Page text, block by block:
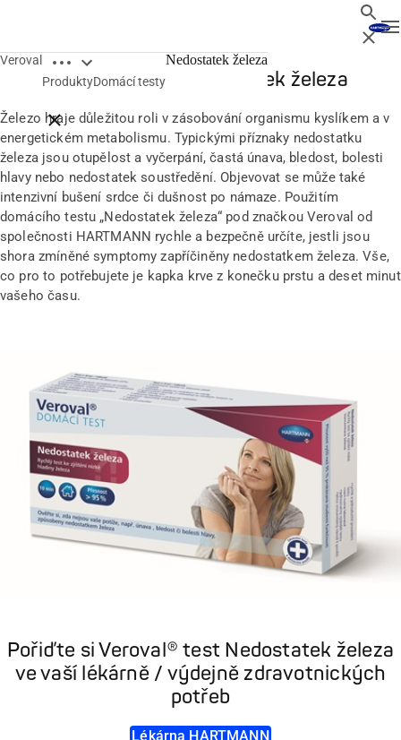
Hledat
Zavřít
Veroval Open breadcrumbs
Close breadcrumbs
ProduktyDomácí testy
Nedostatek železa
Veroval® test Nedostatek železa
Železo hraje důležitou roli v zásobování organismu kyslíkem a v
energetickém metabolismu. Typickými příznaky nedostatku
železa jsou otupělost a vyčerpání, častá únava, bledost, bolesti
hlavy nebo nedostatek soustředění. Objevovat se může také
intenzivní bušení srdce či dušnost po námaze. Použitím
domácího testu „Nedostatek železa“ pod značkou Veroval od
společnosti HARTMANN rychle a bezpečně určíte, jestli jsou
shora zmíněné symptomy zapříčiněny nedostatkem železa. Vše,
co pro to potřebujete je kapka krve z konečku prstu a deset minut
vašeho času.
Pořiďte si Veroval® test Nedostatek železa
ve vaší lékárně / výdejně zdravotnických
potřeb
Lékárna HARTMANN